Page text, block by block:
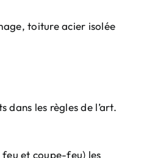
toiture acier isolée
les règles de l’art.
feu et coupe-feu) les